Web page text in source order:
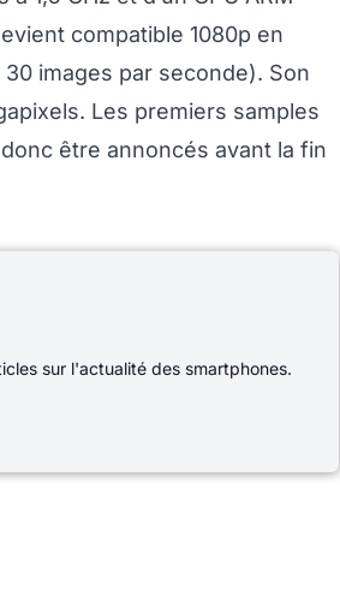
compatible 1080p en
images par seconde). Son
Les premiers samples
être annoncés avant la fin
sur l'actualité des smartphones.